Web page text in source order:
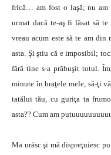
frică… am fost o laşă; nu am
urmat dacă te-aş fi lăsat să
vreau acum este să te am
asta. Şi ştiu că e imposibil;
fără tine s-a prăbuşit totul.
minute în braţele mele, să-ţi
tatălui tău, cu guriţa ta
asta?? Cum am
Ma urăsc şi mă dispreţuiesc